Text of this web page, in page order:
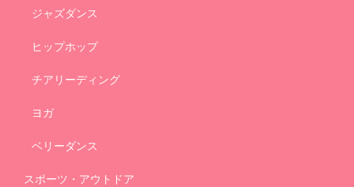
ジャズダンス
ヒップホップ
チアリーディング
ヨガ
ベリーダンス
スポーツ・アウトドア